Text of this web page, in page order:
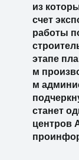
из
счет
работы
этапе
м
м
станет
центров